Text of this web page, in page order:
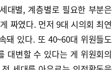
대별, 계층별로 필요한 부분은
짜였다. 먼저 9대 시의회 최연
돼 있다. 또 40~60대 위원들도
대변할 수 있다는 게 위원회의